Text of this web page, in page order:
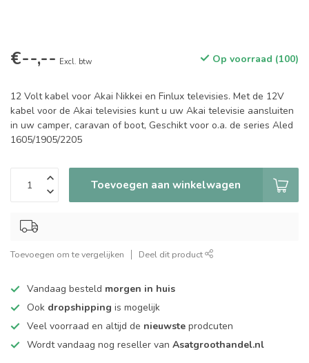
€--,-- Excl. btw Op voorraad (100)
12 Volt kabel voor Akai Nikkei en Finlux televisies. Met de 12V
kabel voor de Akai televisies kunt u uw Akai televisie aansluiten
in uw camper, caravan of boot, Geschikt voor o.a. de series Aled
1605/1905/2205
Toevoegen aan winkelwagen
Toevoegen om te vergelijken Deel dit product
Vandaag besteld morgen in huis
Ook dropshipping is mogelijk
Veel voorraad en altijd de nieuwste prodcuten
Wordt vandaag nog reseller van Asatgroothandel.nl